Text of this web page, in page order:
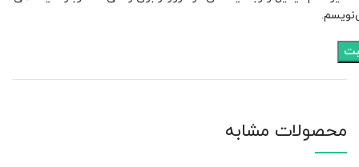
محصولات مشابه